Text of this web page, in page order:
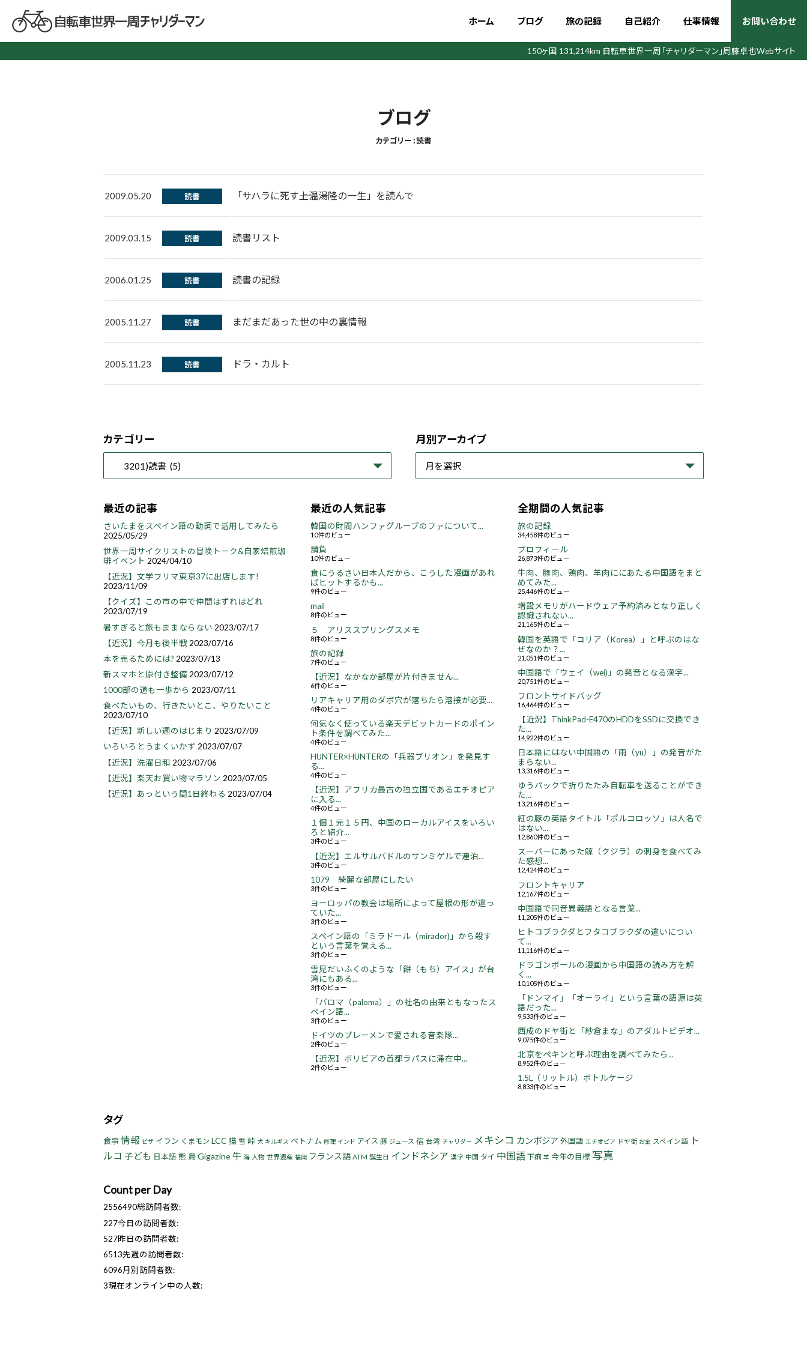
ホーム ブログ 旅の記録 自己紹介 仕事情報 お問い合わせ
150ヶ国 131,214km 自転車世界一周 「チャリダーマン」周藤卓也Webサイト
ブログ
カテゴリー : 読書
2009.05.20 読書 「サハラに死す――上温湯隆の一生」を読んで
2009.03.15 読書 読書リスト
2006.01.25 読書 読書の記録
2005.11.27 読書 まだまだあった世の中の裏情報
2005.11.23 読書 ドラ・カルト
カテゴリー 月別アーカイブ
最近の記事
さいたまをスペイン語の動詞で活用してみたら
2025/05/29
世界一周サイクリストの冒険トーク&自家焙煎珈
琲イベント 2024/04/10
【近況】文学フリマ東京37に出店します!
2023/11/09
【クイズ】この市の中で仲間はずれはどれ
2023/07/19
暑すぎると旅もままならない 2023/07/17
【近況】今月も後半戦 2023/07/16
本を売るためには? 2023/07/13
新スマホと原付き整備 2023/07/12
1000部の道も一歩から 2023/07/11
食べたいもの、行きたいとこ、やりたいこと
2023/07/10
【近況】新しい週のはじまり 2023/07/09
いろいろとうまくいかず 2023/07/07
【近況】洗濯日和 2023/07/06
【近況】楽天お買い物マラソン 2023/07/05
【近況】あっという間1日終わる 2023/07/04
最近の人気記事
韓国の財閥ハンファグループのファについて...
10件のビュー
請負
10件のビュー
食にうるさい日本人だから、こうした漫画があれ
ばヒットするかも...
9件のビュー
mail
8件のビュー
５ アリススプリングスメモ
8件のビュー
旅の記録
7件のビュー
【近況】なかなか部屋が片付きません...
6件のビュー
リアキャリア用のダボ穴が落ちたら溶接が必要...
4件のビュー
何気なく使っている楽天デビットカードのポイン
ト条件を調べてみた...
4件のビュー
HUNTER×HUNTERの「兵器ブリオン」を発見す
る...
4件のビュー
【近況】アフリカ最古の独立国であるエチオピア
に入る...
4件のビュー
１個１元１５円、中国のローカルアイスをいろい
ろと紹介...
3件のビュー
【近況】エルサルバドルのサンミゲルで連泊...
3件のビュー
1079 綺麗な部屋にしたい
3件のビュー
ヨーロッパの教会は場所によって屋根の形が違っ
ていた...
3件のビュー
スペイン語の「ミラドール（mirador)」から殺す
という言葉を覚える...
3件のビュー
雪見だいふくのような「餅（もち）アイス」が台
湾にもある...
3件のビュー
「パロマ（paloma）」の社名の由来ともなったス
ペイン語...
3件のビュー
ドイツのブレーメンで愛される音楽隊...
2件のビュー
【近況】ボリビアの首都ラパスに滞在中...
2件のビュー
全期間の人気記事
旅の記録
34,458件のビュー
プロフィール
26,873件のビュー
牛肉、豚肉、鶏肉、羊肉ににあたる中国語をまと
めてみた...
25,446件のビュー
増設メモリがハードウェア予約済みとなり正しく
認識されない...
21,165件のビュー
韓国を英語で「コリア（Korea）」と呼ぶのはな
ぜなのか？...
21,051件のビュー
中国語で「ウェイ（wei)」の発音となる漢字...
20,751件のビュー
フロントサイドバッグ
16,464件のビュー
【近況】ThinkPad-E470のHDDをSSDに交換でき
た...
14,922件のビュー
日本語にはない中国語の「雨（yu）」の発音がた
まらない...
13,316件のビュー
ゆうパックで折りたたみ自転車を送ることができ
た...
13,216件のビュー
紅の豚の英語タイトル「ポルコロッソ」は人名で
はない...
12,860件のビュー
スーパーにあった鯨（クジラ）の刺身を食べてみ
た感想...
12,424件のビュー
フロントキャリア
12,167件のビュー
中国語で同音異義語となる言葉...
11,205件のビュー
ヒトコブラクダとフタコブラクダの違いについ
て...
11,116件のビュー
ドラゴンボールの漫画から中国語の読み方を解
く...
10,105件のビュー
「ドンマイ」「オーライ」という言葉の語源は英
語だった...
9,533件のビュー
西成のドヤ街と「紗倉まな」のアダルトビデオ...
9,075件のビュー
北京をペキンと呼ぶ理由を調べてみたら...
8,952件のビュー
1.5L（リットル）ボトルケージ
8,833件のビュー
タグ
食事情報 ビザ イラン くまモン LCC 猫 雪 峠 犬 キルギス ベトナム 修理 インド アイス 豚 ジュース 宿 台湾 チャリダー メキシコ カンボジア 外国語 エチオピア ドヤ街 お金 スペイン語
ト
ルコ 子ども 日本語 熊 鳥Gigazine牛 海 人物 世界遺産 福岡 フランス語 ATM 誕生日 インドネシア 漢字 中国 タイ 中国語 下痢 羊 今年の目標 写真
Count per Day
2556490総訪問者数:
227今日の訪問者数:
527昨日の訪問者数:
6513先週の訪問者数:
6096月別訪問者数:
3現在オンライン中の人数: